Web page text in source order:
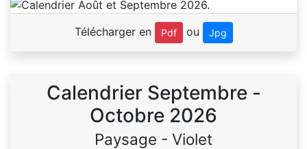
Télécharger en Pdf ou Jpg
Calendrier Septembre -
Octobre 2026
Paysage - Violet